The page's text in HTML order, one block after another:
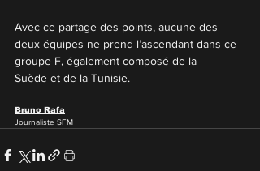
Avec ce partage des points, aucune des
deux équipes ne prend l’ascendant dans ce
groupe F, également composé de la
Suède et de la Tunisie.
Bruno Rafa
Journaliste SFM